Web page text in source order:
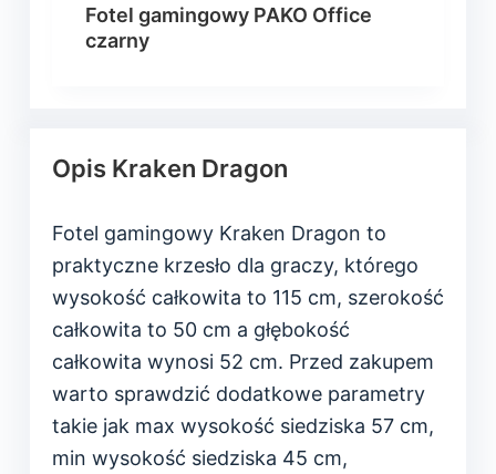
Fotel gamingowy PAKO Office
czarny
Opis Kraken Dragon
Fotel gamingowy Kraken Dragon to
praktyczne krzesło dla graczy, którego
wysokość całkowita to 115 cm, szerokość
całkowita to 50 cm a głębokość
całkowita wynosi 52 cm. Przed zakupem
warto sprawdzić dodatkowe parametry
takie jak max wysokość siedziska 57 cm,
min wysokość siedziska 45 cm,